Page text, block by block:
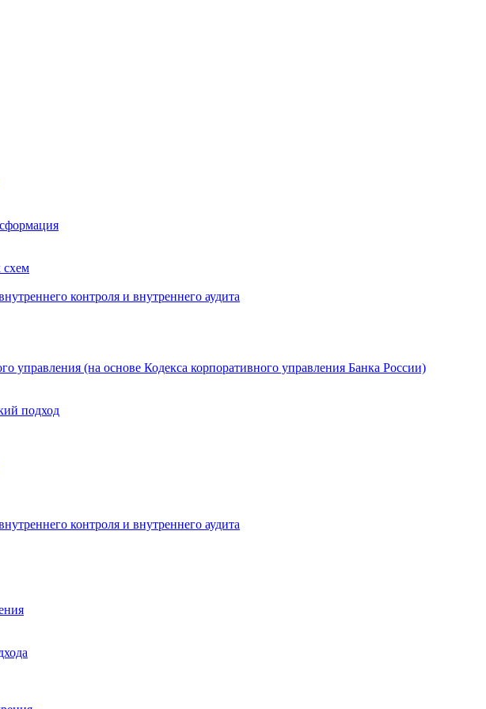
схем
контроля и внутреннего аудита
управления (на основе Кодекса корпоративного управления Банка России)
подход
контроля и внутреннего аудита